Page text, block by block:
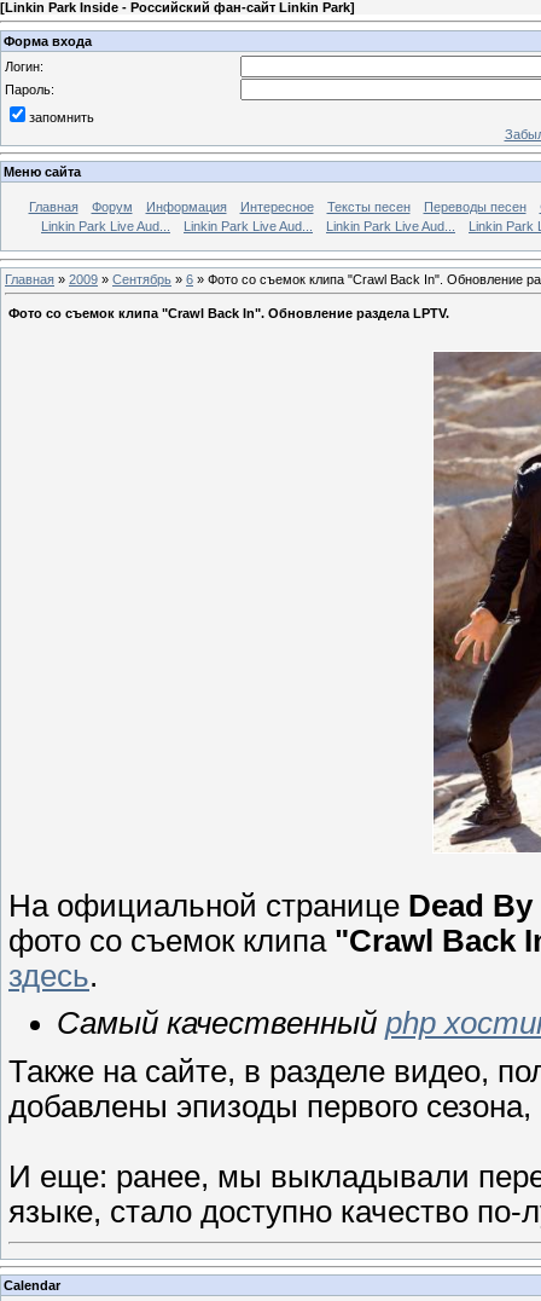
[Linkin Park Inside - Российский фан-сайт Linkin Park]
Форма входа
Логин:
Пароль:
запомнить
Меню сайта
Главная Форум Информация Интересное Тексты песен Переводы песен
Linkin Park Live Aud...
Linkin Park Live Aud... Linkin Park Live Aud... Linkin Park
Главная » 2009 » Сентябрь » 6 » Фото со съемок клипа "Crawl Back In". Обновление
Фото со съемок клипа "Crawl Back In". Обновление раздела LPTV.
На официальной странице Dead
фото со съемок клипа "Crawl Back
здесь.
Самый качественный php
Также на сайте, в разделе видео,
добавлены эпизоды первого
И еще: ранее, мы выкладывали
языке, стало доступно качество
Calendar